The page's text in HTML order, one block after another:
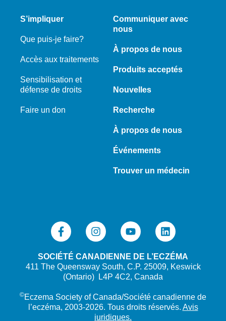
S’impliquer
Que puis-je faire?
Accès aux traitements
Sensibilisation et
défense de droits
Faire un don
Communiquer avec
nous
À propos de nous
Produits acceptés
Nouvelles
Recherche
À propos de nous
Événements
Trouver un médecin
SOCIÉTÉ CANADIENNE DE L’ECZÉMA
411 The Queensway South, C.P. 25009, Keswick
(Ontario) L4P 4C2, Canada
©Eczema Society of Canada/Société canadienne de
l’eczéma, 2003-2026. Tous droits réservés. Avis
juridiques.